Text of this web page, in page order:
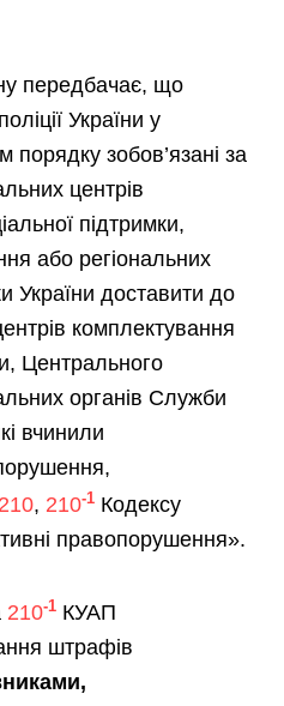
передбачає, що
України у
порядку зобов’язані за
центрів
підтримки,
або регіональних
України доставити до
комплектування
Центрального
органів Служби
вчинили
, 210-1 Кодексу
правопорушення».
210-1 КУАП
штрафів